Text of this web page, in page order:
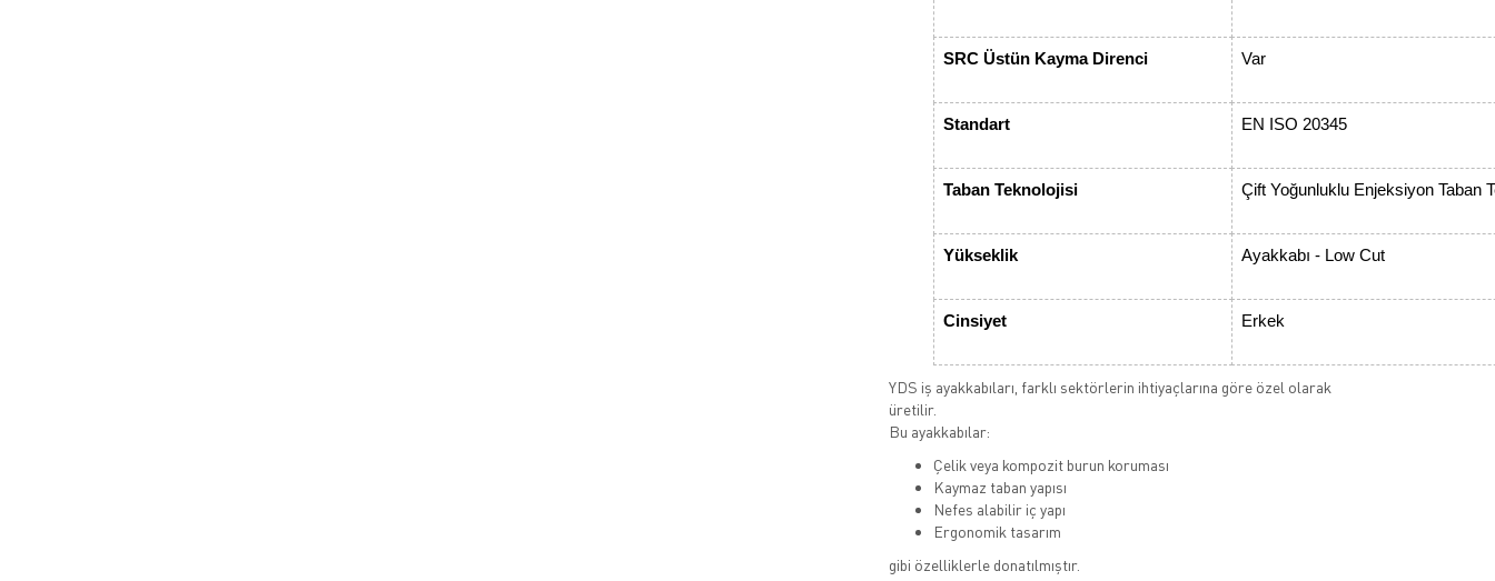
SRC Üstün Kayma Direnci Var
Standart EN ISO 20345
Taban Teknolojisi Çift Yoğunluklu Enjeksiyon Taban
Yükseklik Ayakkabı - Low Cut
Cinsiyet Erkek
YDS iş ayakkabıları, farklı sektörlerin ihtiyaçlarına göre özel olarak
üretilir.
Bu ayakkabılar:
Çelik veya kompozit burun koruması
Kaymaz taban yapısı
Nefes alabilir iç yapı
Ergonomik tasarım
gibi özelliklerle donatılmıştır.